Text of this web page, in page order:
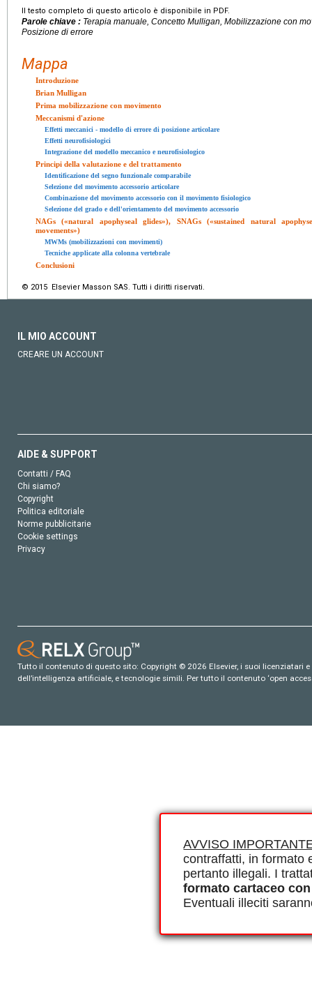
AVVISO
contraffatti, in formato
pertanto illegali. I
formato cartaceo
Eventuali illeciti
Il testo completo di questo articolo è disponibile in PDF.
Parole chiave : Terapia manuale, Concetto Mulligan, Mobilizzazione con
Posizione di errore
Mappa
Introduzione
Brian Mulligan
Prima mobilizzazione con movimento
Meccanismi d'azione
Effetti meccanici - modello di errore di posizione articolare
Effetti neurofisiologici
Integrazione del modello meccanico e neurofisiologico
Principi della valutazione e del trattamento
Identificazione del segno funzionale comparabile
Selezione del movimento accessorio articolare
Combinazione del movimento accessorio con il movimento fisiologico
Selezione del grado e dell'orientamento del movimento accessorio
NAGs («natural apophyseal glides»), SNAGs («sustained natural
movements»)
MWMs (mobilizzazioni con movimenti)
Tecniche applicate alla colonna vertebrale
Conclusioni
© 2015 Elsevier Masson SAS. Tutti i diritti riservati.
IL MIO ACCOUNT
CREARE UN ACCOUNT
AIDE & SUPPORT
Contatti / FAQ
Chi siamo?
Copyright
Politica editoriale
Norme pubblicitarie
Cookie settings
Privacy
Tutto il contenuto di questo sito: Copyright © 2026 Elsevier, i suoi
dell’intelligenza artificiale, e tecnologie simili. Per tutto il contenuto ‘open